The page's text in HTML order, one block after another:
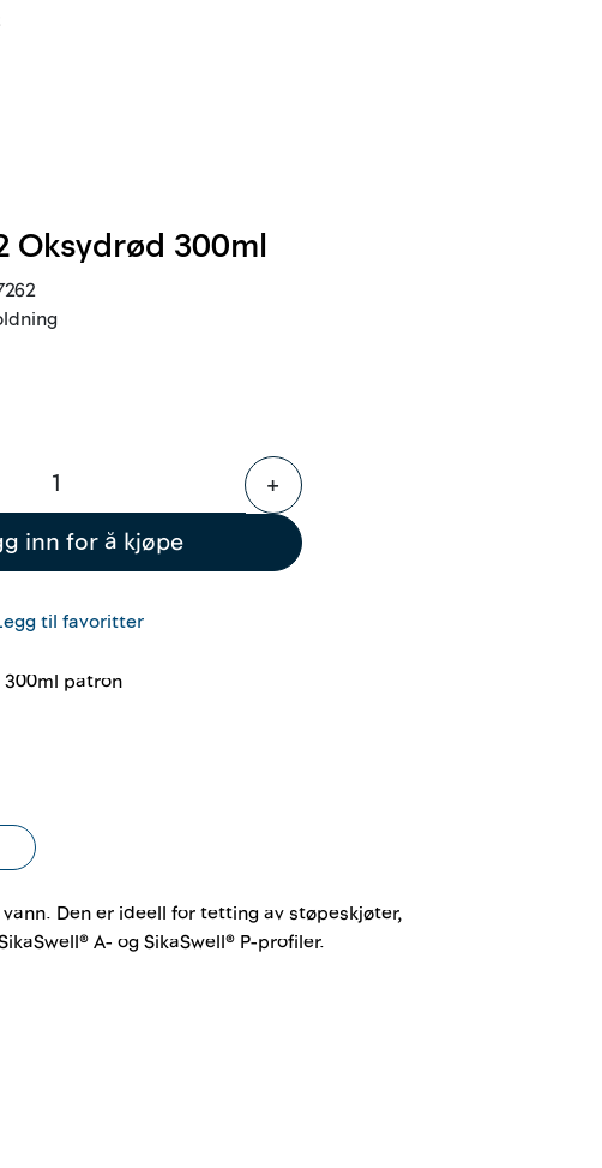
Oksydrød 300ml
+
inn for å kjøpe
til favoritter
300ml patron
Den er ideell for tetting av støpeskjøter,
A- og SikaSwell® P-profiler.